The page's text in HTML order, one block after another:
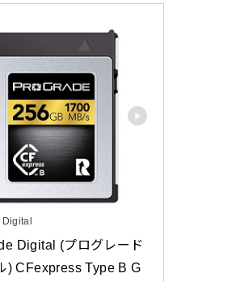
Digital (プログレード
) CFexpress Type B G